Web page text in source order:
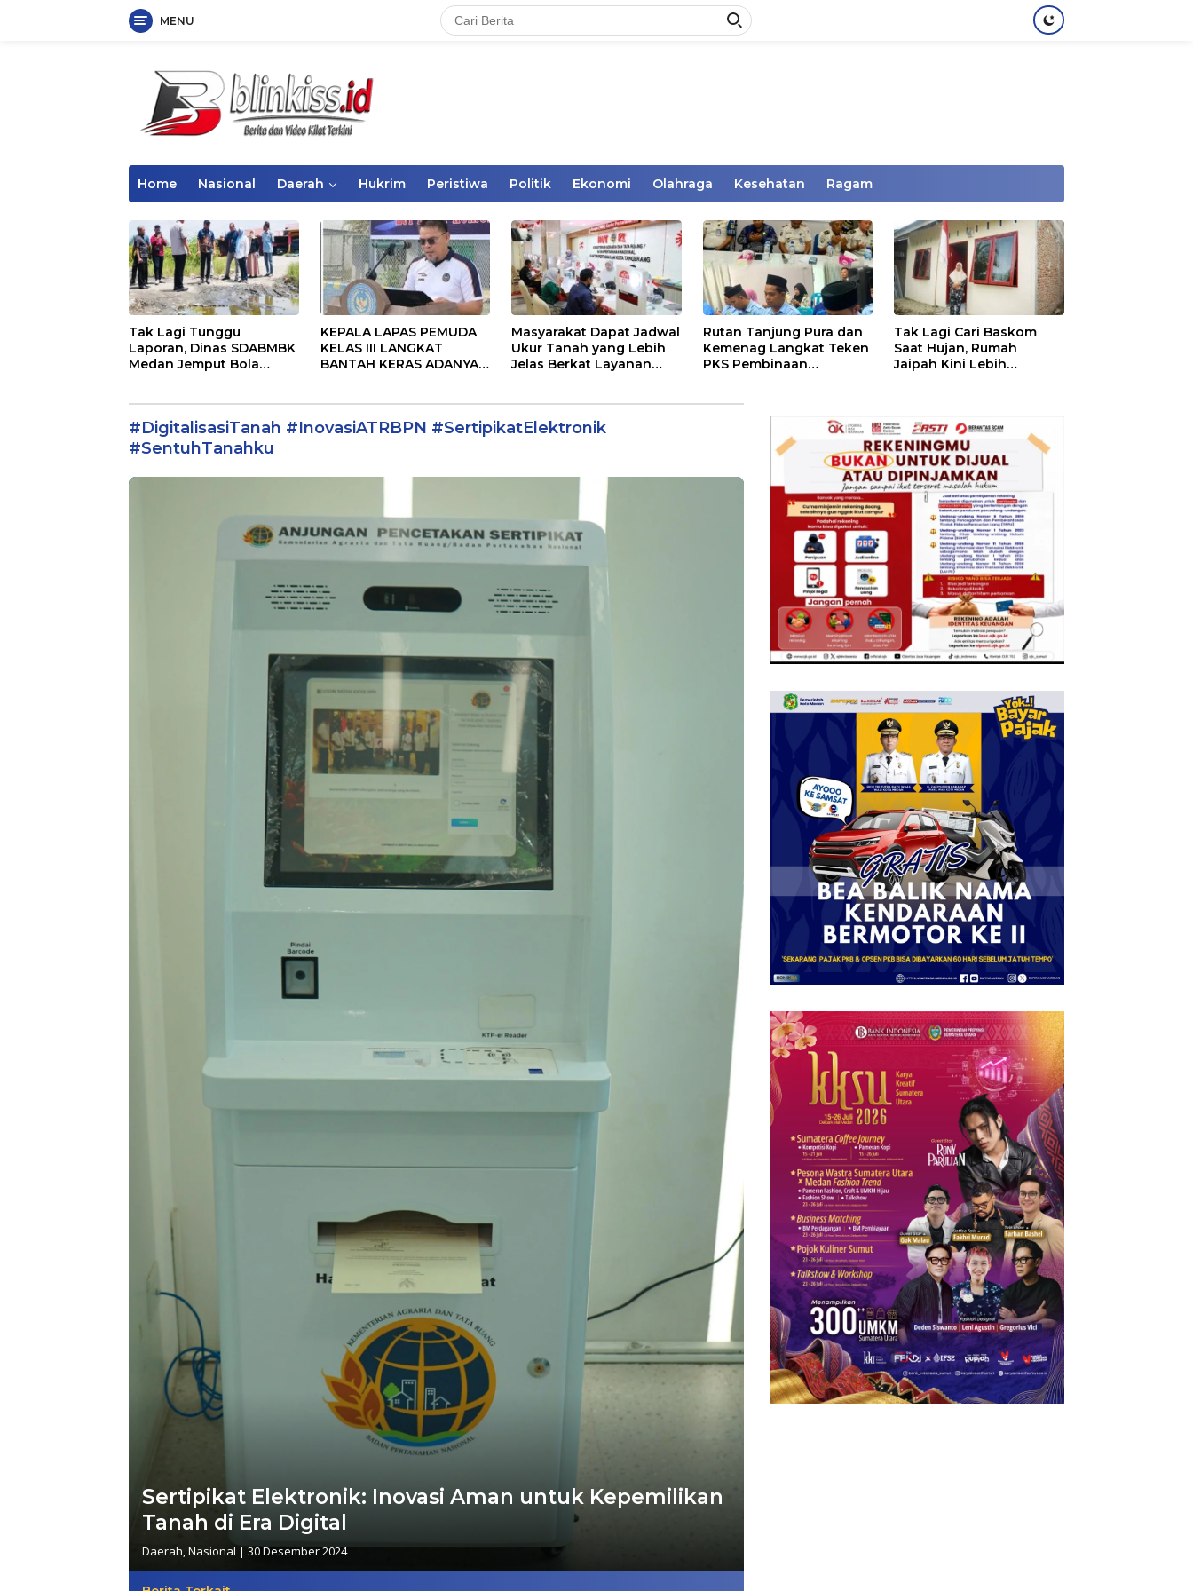
MENU
Home Nasional Daerah Hukrim Peristiwa Politik Ekonomi Olahraga Kesehatan Ragam
Tak Lagi Tunggu
Laporan, Dinas SDABMBK
Medan Jemput Bola
KEPALA LAPAS PEMUDA
KELAS III LANGKAT
BANTAH KERAS ADANYA
PENIPU PENJUALAN
Masyarakat Dapat Jadwal
Ukur Tanah yang Lebih
Jelas Berkat Layanan
Rutan Tanjung Pura dan
Kemenag Langkat Teken
PKS Pembinaan
Tak Lagi Cari Baskom
Saat Hujan, Rumah
Jaipah Kini Lebih
#DigitalisasiTanah #InovasiATRBPN #SertipikatElektronik
#SentuhTanahku
Sertipikat Elektronik: Inovasi Aman untuk Kepemilikan
Tanah di Era Digital
Daerah,Nasional | 30 Desember 2024